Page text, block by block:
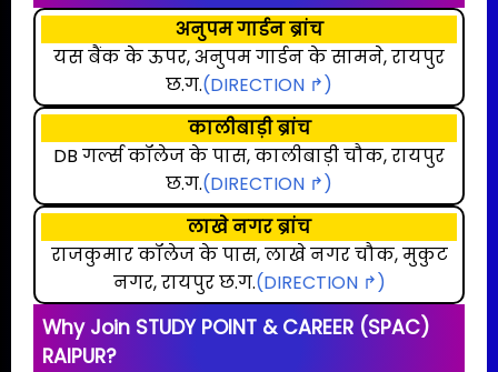
अनुपम गार्डन ब्रांच
यस बैंक के ऊपर, अनुपम गार्डन के सामने, रायपुर
छ.ग.(DIRECTION ↱)
कालीबाड़ी ब्रांच
DB गर्ल्स कॉलेज के पास, कालीबाड़ी चौक, रायपुर
छ.ग.(DIRECTION ↱)
लाखे नगर ब्रांच
राजकुमार कॉलेज के पास, लाखे नगर चौक, मुकुट
नगर, रायपुर छ.ग.(DIRECTION ↱)
Why Join STUDY POINT & CAREER (SPAC)
RAIPUR?